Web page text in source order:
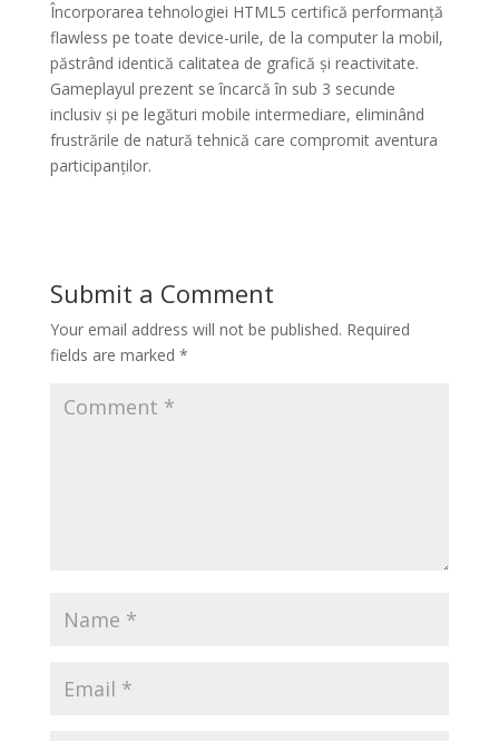
Încorporarea tehnologiei HTML5 certifică performanță
flawless pe toate device-urile, de la computer la mobil,
păstrând identică calitatea de grafică și reactivitate.
Gameplayul prezent se încarcă în sub 3 secunde
inclusiv și pe legături mobile intermediare, eliminând
frustrările de natură tehnică care compromit aventura
participanților.
Submit a Comment
Your email address will not be published. Required
fields are marked *